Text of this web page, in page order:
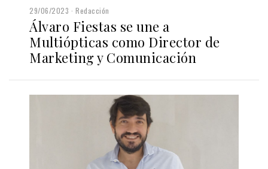
29/06/2023 Redacción
Álvaro Fiestas se une a
Multiópticas como Director de
Marketing y Comunicación